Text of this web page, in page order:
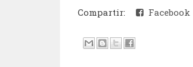
Compartir: Facebook